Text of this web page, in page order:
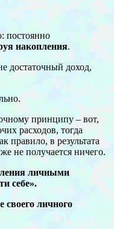
постоянно
накопления.
достаточный доход,
принципу – вот,
расходов, тогда
правило, в результата
не получается ничего.
личными
себе».
своего личного